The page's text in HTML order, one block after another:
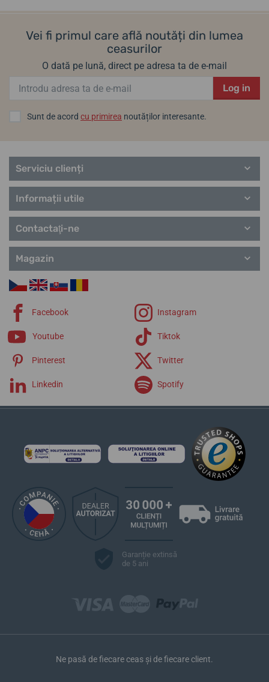
Vei fi primul care află noutăți din lumea
ceasurilor
O dată pe lună, direct pe adresa ta de e-mail
Log in
Sunt de acord cu primirea noutăților interesante.
Serviciu clienți
Informații utile
Contactaţi-ne
Magazin
Facebook Instagram
Youtube Tiktok
Pinterest Twitter
Linkedin Spotify
Garanție extinsă
de 5 ani
Ne pasă de fiecare ceas și de fiecare client.